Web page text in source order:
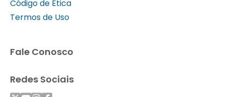
Código de Ética
Termos de Uso
Fale Conosco
Redes Sociais